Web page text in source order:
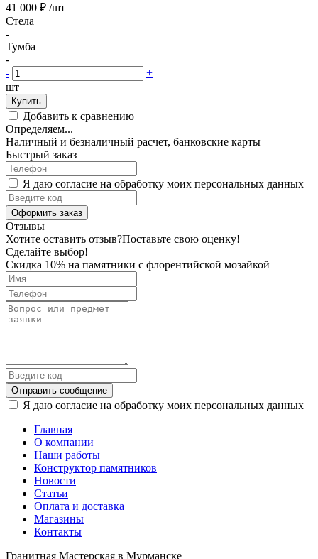
41 000 ₽ /шт
Стела
-
Тумба
-
-
+
шт
Купить
Добавить к сравнению
Определяем...
Наличный и безналичный расчет, банковские карты
Быстрый заказ
Я даю согласие на обработку моих персональных данных
Оформить заказ
Отзывы
Хотите оставить отзыв?Поставьте свою оценку!
Сделайте выбор!
Скидка 10% на памятники с флорентийской мозайкой
Отправить сообщение
Я даю согласие на обработку моих персональных данных
Главная
О компании
Наши работы
Конструктор памятников
Новости
Статьи
Оплата и доставка
Магазины
Контакты
Гранитная Мастерская в Мурманске